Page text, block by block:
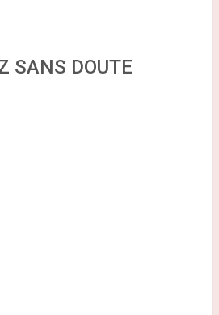
SANS DOUTE